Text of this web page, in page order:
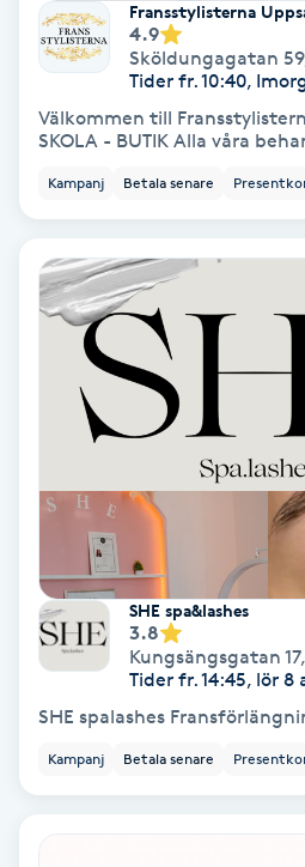
BIAB
Brynfärgning
Brynplockning
Bröllopsuppsättning
Celluliter
Coachning
Color correction
Cryoterapi
Damklippning
Fransstylisterna
4.9
Sköldungagatan 59
Tider fr. 10:40,
Välkommen till
SKOLA - BUTIK Alla våra
Kampanj Betala senare
SHE spa&lashes
3.8
Kungsängsgatan 17,
Tider fr. 14:45, lör 8
SHE spalashes
Kampanj Betala senare